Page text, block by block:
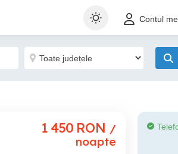
Contul
1 450 RON /
noapte